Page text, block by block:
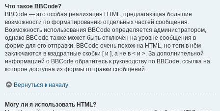
Что такое BBCode?
BBCode — это особая реализация HTML, предлагающая большие
возможности по форматированию отдельных частей сообщения.
Возможность использования BBCode определяется администратором,
однако BBCode также может быть отключён на уровне сообщения в
форме для его отправки. BBCode очень похож на HTML, но теги в нём
заключаются в квадратные скобки [ и ], а не в < и >. За дополнительной
информацией о BBCode обратитесь к руководству по BBCode, ссылка на
которое доступна из формы отправки сообщений.
Вернуться к началу
Могу ли я использовать HTML?